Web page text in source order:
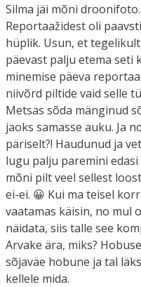
Silma jäi mõni
Reportaažidest oli
hüplik. Usun, et
päevast palju etema seti
minemise päeva
niivõrd piltide vaid selle
Metsas sõda mänginud
jaoks samasse auku. Ja
päriselt?! Haudunud ja
lugu palju paremini
mõni pilt veel sellest
ei-ei. 😀 Kui ma teisel
vaatamas käisin, no mul
näidata, siis talle see
Arvake ära, miks?
sõjaväe hobune ja tal
kellele mida.